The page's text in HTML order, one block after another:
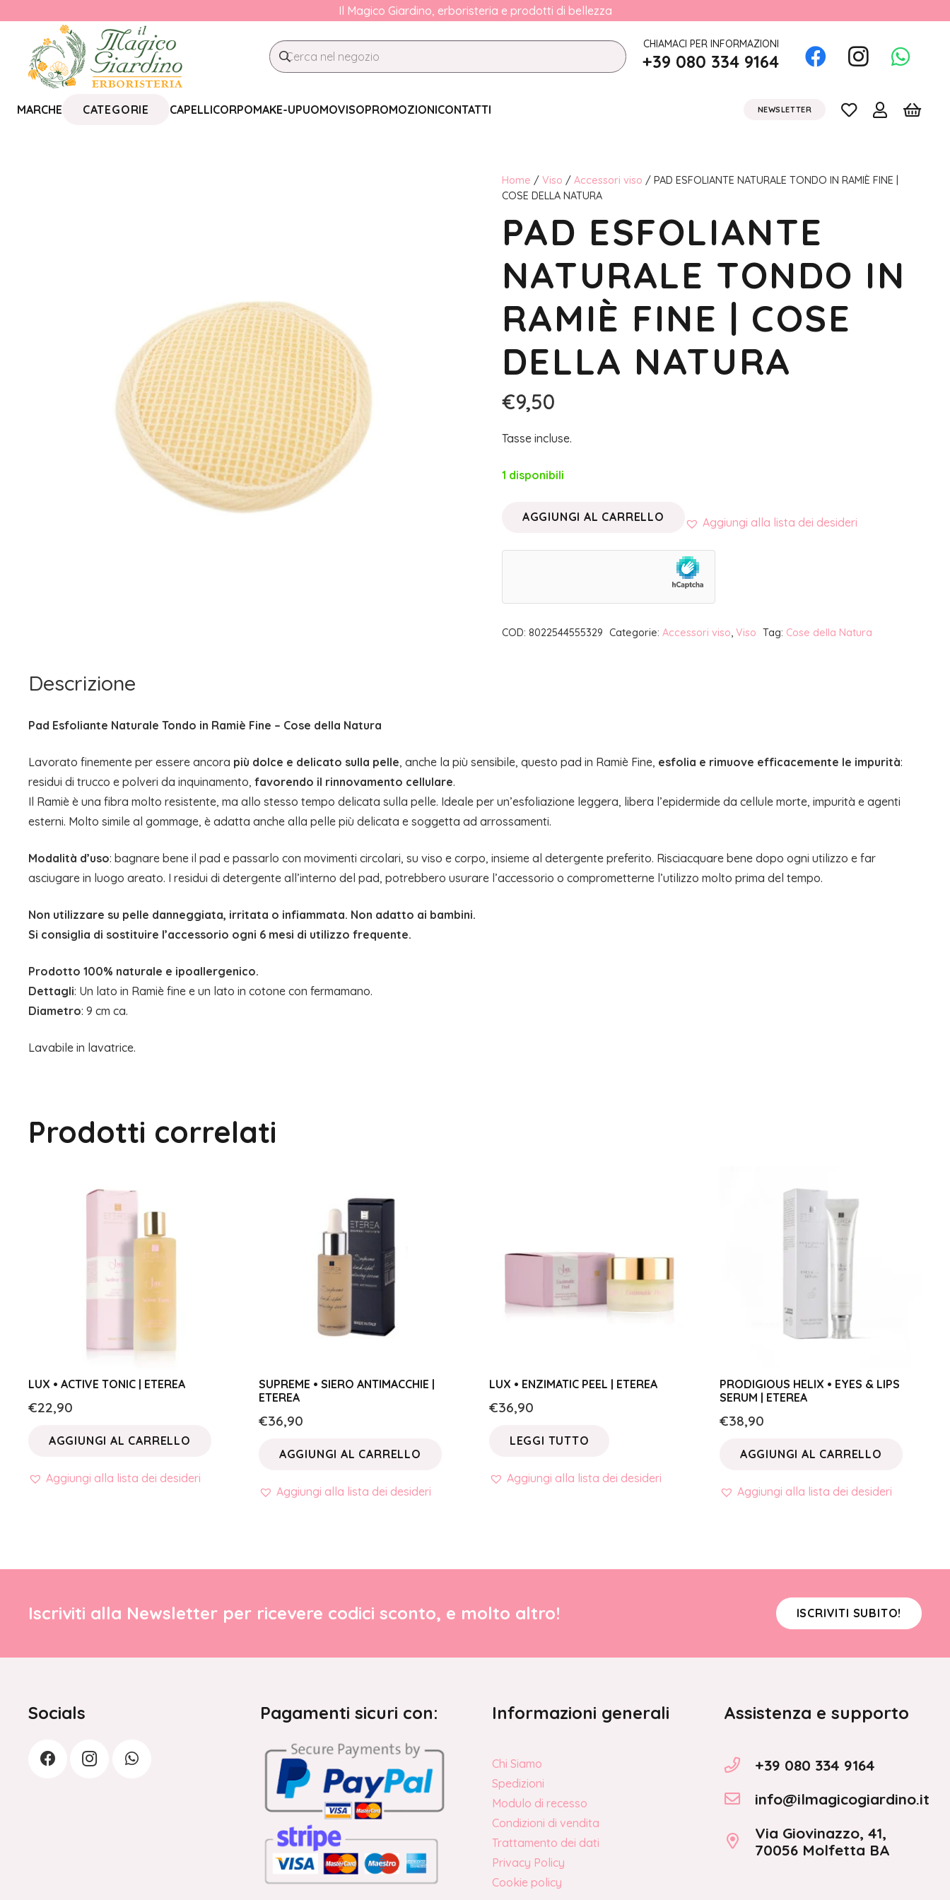
Il Magico Giardino, erboristeria e prodotti di bellezza
CHIAMACI PER INFORMAZIONI
+39 080 334 9164
MARCHE CATEGORIE CAPELLICORPOMAKE-UPUOMOVISOPROMOZIONICONTATTI NEWSLETTER
Home / Viso / Accessori viso / PAD ESFOLIANTE NATURALE TONDO IN RAMIÈ FINE |
COSE DELLA NATURA
PAD ESFOLIANTE
NATURALE TONDO IN
RAMIÈ FINE | COSE
DELLA NATURA
€9,50
Tasse incluse.
1 disponibili
IN
RAMIÈ
AGGIUNGI AL CARRELLO Aggiungi alla lista dei desideri
COD: 8022544555329 Categorie: Accessori viso, Viso Tag: Cose della Natura
Descrizione
Pad Esfoliante Naturale Tondo in Ramiè Fine – Cose della Natura
Lavorato finemente per essere ancora più dolce e delicato sulla pelle, anche la più sensibile, questo pad in Ramiè Fine, esfolia e rimuove efficacemente le impurità:
residui di trucco e polveri da inquinamento, favorendo il rinnovamento cellulare.
Il Ramiè è una fibra molto resistente, ma allo stesso tempo delicata sulla pelle. Ideale per un’esfoliazione leggera, libera l’epidermide da cellule morte, impurità e agenti
esterni. Molto simile al gommage, è adatta anche alla pelle più delicata e soggetta ad arrossamenti.
Modalità d’uso: bagnare bene il pad e passarlo con movimenti circolari, su viso e corpo, insieme al detergente preferito. Risciacquare bene dopo ogni utilizzo e far
asciugare in luogo areato. I residui di detergente all’interno del pad, potrebbero usurare l’accessorio o comprometterne l’utilizzo molto prima del tempo.
Non utilizzare su pelle danneggiata, irritata o infiammata. Non adatto ai bambini.
Si consiglia di sostituire l’accessorio ogni 6 mesi di utilizzo frequente.
Prodotto 100% naturale e ipoallergenico.
Dettagli: Un lato in Ramiè fine e un lato in cotone con fermamano.
Diametro: 9 cm ca.
Lavabile in lavatrice.
Prodotti correlati
LUX • ACTIVE TONIC | ETEREA
€22,90
AGGIUNGI AL CARRELLO
Aggiungi alla lista dei desideri
SUPREME • SIERO ANTIMACCHIE |
ETEREA
€36,90
AGGIUNGI AL CARRELLO
Aggiungi alla lista dei desideri
LUX • ENZIMATIC PEEL | ETEREA
€36,90
LEGGI TUTTO
Aggiungi alla lista dei desideri
PRODIGIOUS HELIX • EYES & LIPS
SERUM | ETEREA
€38,90
AGGIUNGI AL CARRELLO
Aggiungi alla lista dei desideri
Iscriviti alla Newsletter per ricevere codici sconto, e molto altro! ISCRIVITI SUBITO!
Socials Pagamenti sicuri con: Informazioni generali
Chi Siamo
Spedizioni
Modulo di recesso
Condizioni di vendita
Trattamento dei dati
Privacy Policy
Cookie policy
Assistenza e supporto
+39 080 334 9164
info@ilmagicogiardino.it
Via Giovinazzo, 41,
70056 Molfetta BA